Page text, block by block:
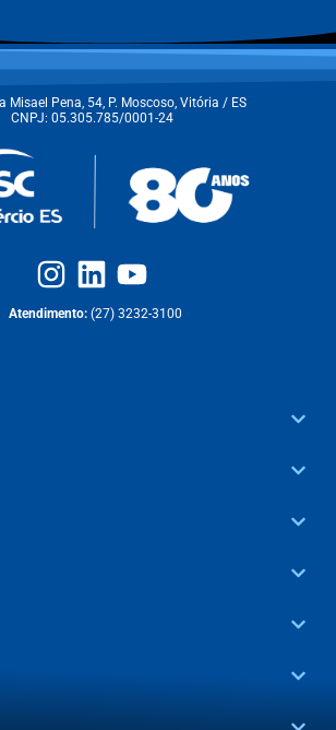
Misael Pena, 54, P. Moscoso, Vitória / ES
CNPJ: 05.305.785/0001-24
Atendimento: (27) 3232-3100